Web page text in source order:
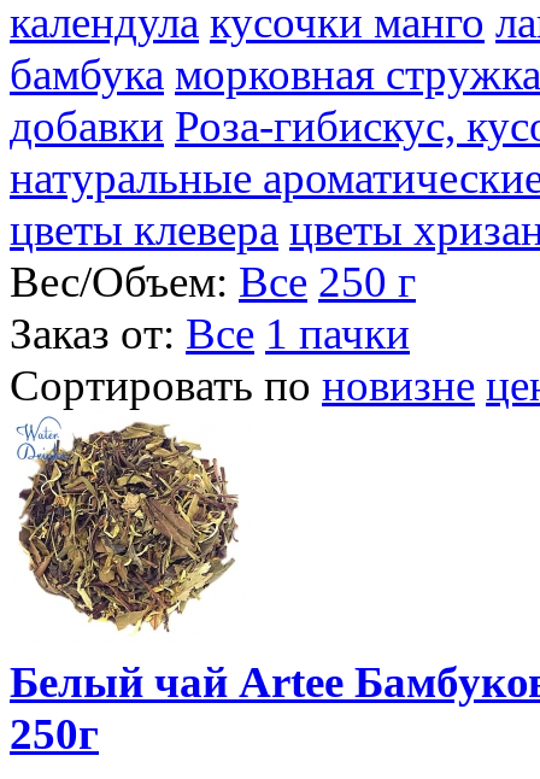
календула кусочки манго
бамбука морковная стружка
добавки Роза-гибискус,
натуральные
цветы клевера цветы
Вес/Объем: Все 250 г
Заказ от: Все 1 пачки
Сортировать по новизне
Белый чай Artee
250г